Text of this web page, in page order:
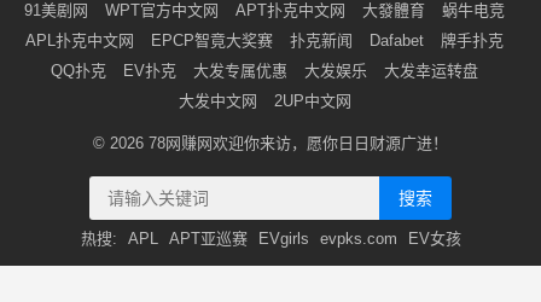
91美剧网
WPT官方中文网 APT扑克中文网 大發體育
蜗牛电竞
APL扑克中文网
EPCP智竟大奖赛 扑克新闻 Dafabet
牌手扑克
QQ扑克
EV扑克 大发专属优惠 大发娱乐
大发幸运转盘
大发中文网
2UP中文网
© 2026 78网赚网欢迎你来访，愿你日日财源广进！
搜索
热搜: APL APT亚巡赛 EVgirls evpks.com EV女孩